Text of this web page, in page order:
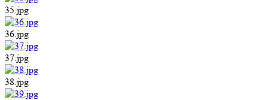
35.jpg
36.jpg
37.jpg
38.jpg